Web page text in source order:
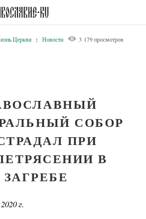
Церкви : Новости 3 179 просмотров
СОБОР
ПРИ
В
ЗАГРЕБЕ
г.